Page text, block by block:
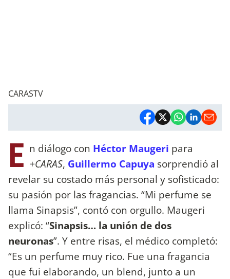
CARASTV
E n diálogo con Héctor Maugeri para
+CARAS, Guillermo Capuya sorprendió al
revelar su costado más personal y sofisticado:
su pasión por las fragancias. “Mi perfume se
llama Sinapsis”, contó con orgullo. Maugeri
explicó: “Sinapsis… la unión de dos
neuronas”. Y entre risas, el médico completó:
“Es un perfume muy rico. Fue una fragancia
que fui elaborando, un blend, junto a un